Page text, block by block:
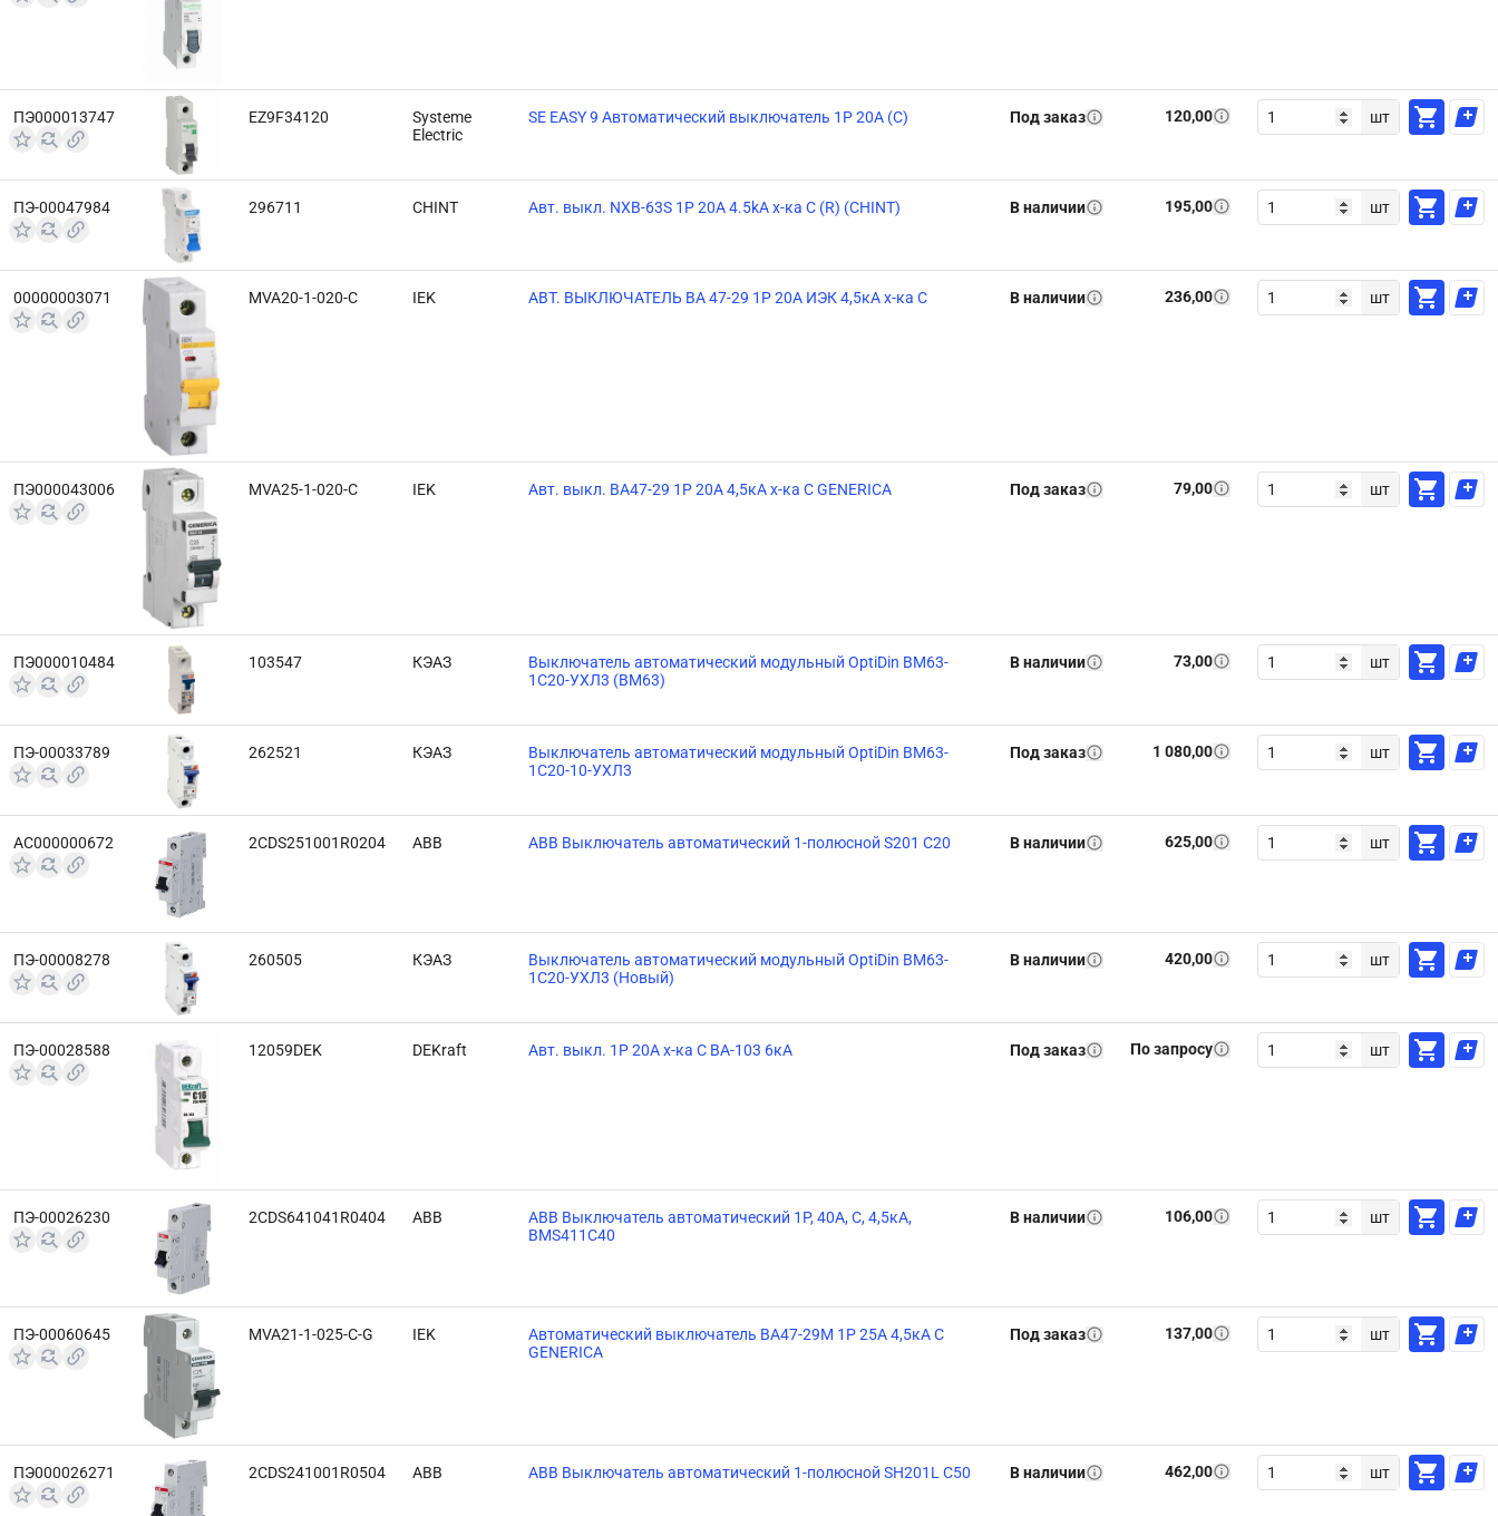
ПЭ000013747 EZ9F34120
Systeme
Electric
SE EASY 9 Автоматический выключатель 1P 20A (C) Под заказ 120,00 шт
ПЭ-00047984 296711 CHINT Авт. выкл. NXB-63S 1P 20А 4.5kA х-ка C (R) (CHINT) В наличии 195,00 шт
00000003071 MVA20-1-020-C IEK АВТ. ВЫКЛЮЧАТЕЛЬ ВА 47-29 1Р 20А ИЭК 4,5кА х-ка С В наличии 236,00 шт
ПЭ000043006 MVA25-1-020-C IEK Авт. выкл. ВА47-29 1Р 20А 4,5кА х-ка С GENERICA Под заказ 79,00 шт
ПЭ000010484 103547 КЭАЗ
Выключатель автоматический модульный OptiDin BM63-
1C20-УХЛ3 (ВМ63)
В наличии 73,00 шт
ПЭ-00033789 262521 КЭАЗ
Выключатель автоматический модульный OptiDin BM63-
1C20-10-УХЛ3
Под заказ 1 080,00 шт
АС000000672 2CDS251001R0204 ABB ABB Выключатель автоматический 1-полюсной S201 C20 В наличии 625,00 шт
ПЭ-00008278 260505 КЭАЗ
Выключатель автоматический модульный OptiDin BM63-
1C20-УХЛ3 (Новый)
В наличии 420,00 шт
ПЭ-00028588 12059DEK DEKraft Авт. выкл. 1Р 20А х-ка C ВА-103 6кА Под заказ По запросу шт
ПЭ-00026230 2CDS641041R0404 ABB
ABB Выключатель автоматический 1P, 40A, C, 4,5кА,
BMS411C40
В наличии 106,00 шт
ПЭ-00060645 MVA21-1-025-C-G IEK
Автоматический выключатель ВА47-29М 1P 25А 4,5кА C
GENERICA
Под заказ 137,00 шт
ПЭ000026271 2CDS241001R0504 ABB ABB Выключатель автоматический 1-полюсной SH201L C50 В наличии 462,00 шт